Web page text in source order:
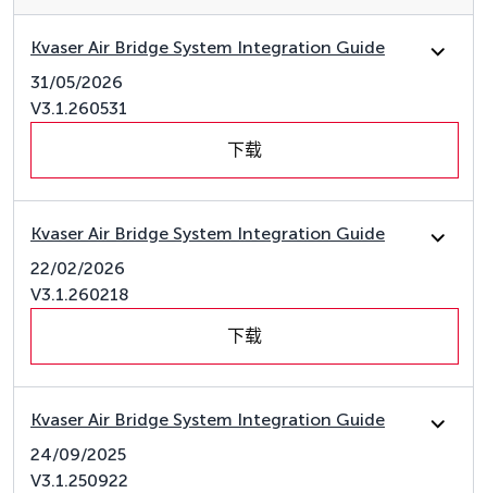
Kvaser Air Bridge System Integration Guide
31/05/2026
V3.1.260531
下载
Kvaser Air Bridge System Integration Guide
22/02/2026
V3.1.260218
下载
Kvaser Air Bridge System Integration Guide
24/09/2025
V3.1.250922